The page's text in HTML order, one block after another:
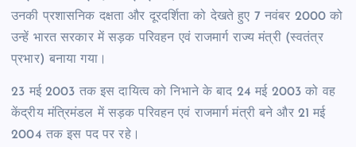
उनकी प्रशासनिक दक्षता और दूरदर्शिता को देखते हुए 7 नवंबर 2000 को
उन्हें भारत सरकार में सड़क परिवहन एवं राजमार्ग राज्य मंत्री (स्वतंत्र
प्रभार) बनाया गया।
23 मई 2003 तक इस दायित्व को निभाने के बाद 24 मई 2003 को वह
केंद्रीय मंत्रिमंडल में सड़क परिवहन एवं राजमार्ग मंत्री बने और 21 मई
2004 तक इस पद पर रहे।